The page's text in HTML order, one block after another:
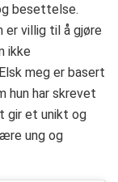
besettelse.
er villig til å gjøre
ikke
meg er basert
hun har skrevet
gir et unikt og
ung og